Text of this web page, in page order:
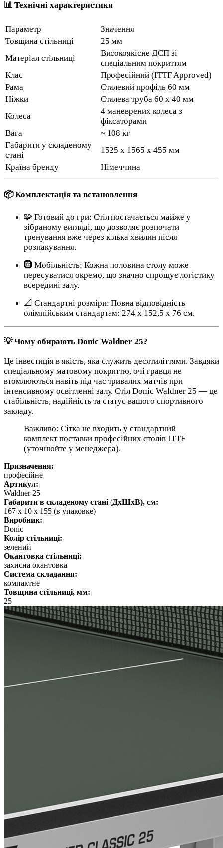
📊 Технічні характеристики
Параметр
Значення
Товщина стільниці
25 мм
Матеріал стільниці
Високоякісне ДСП зі
спеціальним покриттям
Клас
Професійний (ITTF Approved)
Рама
Сталевий профіль 60 мм
Ніжки
Сталева труба 60 x 40 мм
Колеса
4 маневрених колеса з
фіксаторами
Вага
~ 108 кг
Габарити у складеному
стані
1525 x 1565 x 455 мм
Країна бренду
Німеччина
📦 Комплектація та встановлення
🧩 Готовий до гри: Стіл постачається майже у
зібраному вигляді, що дозволяє розпочати
тренування вже через кілька хвилин після
розпакування.
🛞 Мобільність: Кожна половина столу може
пересуватися окремо, що значно спрощує логістику
всередині залу.
📐 Стандартні розміри: Повна відповідність
олімпійським стандартам: 274 x 152,5 x 76 см.
💡 Чому обирають Donic Waldner 25?
Це інвестиція в якість, яка служить десятиліттями. Завдяки
спеціальному матовому покриттю, очі гравця не
втомлюються навіть під час тривалих матчів при
інтенсивному освітленні залу. Стіл Donic Waldner 25 — це
стабільність, надійність та статус вашого спортивного
закладу.
Важливо: Сітка не входить у стандартний
комплект поставки професійних столів ITTF
(уточнюйте у менеджера).
Призначення:
професійне
Артикул:
Waldner 25
Габарити в складеному стані (ДхШхВ), см:
167 х 10 х 155 (в упаковке)
Виробник:
Donic
Колір стільниці:
зелений
Окантовка стільниці:
захисна окантовка
Система складання:
компактне
Товщина стільниці, мм:
25